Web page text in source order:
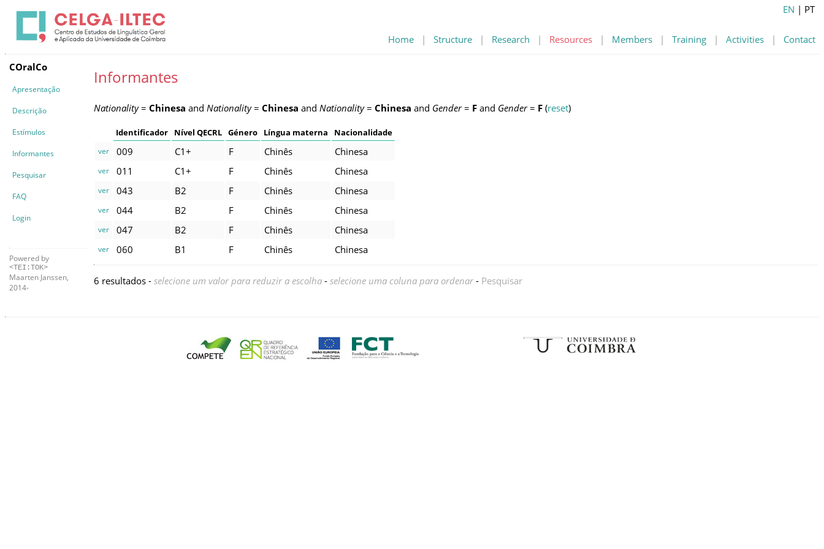
Home | Structure | Research | Resources | Members | Training | Activities | Contact
EN | PT
COralCo
Apresentação
Descrição
Estímulos
Informantes
Pesquisar
FAQ
Login
Powered by
<TEI:TOK>
Maarten Janssen,
2014-
Informantes
Nationality= Chinesa and Nationality= Chinesa and Nationality= Chinesa and Gender= F and Gender= F (reset)
Identificador Nível QECRL Género Língua materna Nacionalidade
ver 009 C1+ F Chinês Chinesa
ver 011 C1+ F Chinês Chinesa
ver 043 B2 F Chinês Chinesa
ver 044 B2 F Chinês Chinesa
ver 047 B2 F Chinês Chinesa
ver 060 B1 F Chinês Chinesa
6 resultados - selecione um valor para reduzir a escolha - selecione uma coluna para ordenar - Pesquisar